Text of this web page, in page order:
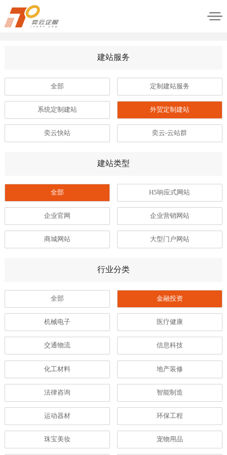
建站服务
全部 定制建站服务
系统定制建站 外贸定制建站
奕云快站 奕云-云站群
建站类型
全部 H5响应式网站
企业官网 企业营销网站
商城网站 大型门户网站
行业分类
全部 金融投资
机械电子 医疗健康
交通物流 信息科技
化工材料 地产装修
法律咨询 智能制造
运动器材 环保工程
珠宝美妆 宠物用品